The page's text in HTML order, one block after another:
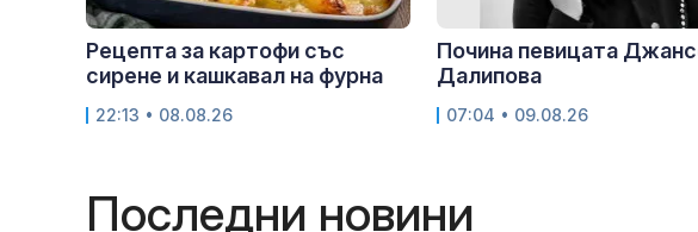
Рецепта за картофи със
сирене и кашкавал на фурна
22:13 • 08.08.26
Почина певицата
Далипова
07:04 • 09.08.26
Последни новини